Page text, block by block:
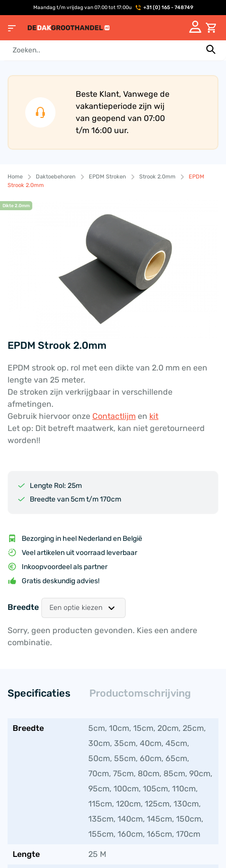
Maandag t/m vrijdag van 07:00 tot 17:00u +31 (0) 165 - 748749
Beste Klant, Vanwege de
vakantieperiode zijn wij
van geopend van 07:00
t/m 16:00 uur.
Home Daktoebehoren EPDM Stroken Strook 2.0mm
EPDM
Strook 2.0mm
Dikte 2.0mm
EPDM Strook 2.0mm
EPDM strook op. rol met een dikte van 2.0 mm en een
lengte van 25 meter.
De stroken zijn verkrijgbaar in verschillende
afmetingen.
Gebruik hiervoor onze Contactlijm en kit
Let op: Dit betreft maatwerk, kan niet geretourneerd
worden!!
Lengte Rol: 25m
Breedte van 5cm t/m 170cm
Bezorging in heel Nederland en België
Veel artikelen uit voorraad leverbaar
Inkoopvoordeel als partner
Gratis deskundig advies!
Breedte
Sorry, geen producten gevonden. Kies een andere
combinatie.
Specificaties Productomschrijving
Breedte
5cm, 10cm, 15cm, 20cm, 25cm,
30cm, 35cm, 40cm, 45cm,
50cm, 55cm, 60cm, 65cm,
70cm, 75cm, 80cm, 85cm, 90cm,
95cm, 100cm, 105cm, 110cm,
115cm, 120cm, 125cm, 130cm,
135cm, 140cm, 145cm, 150cm,
155cm, 160cm, 165cm, 170cm
Lengte 25 M